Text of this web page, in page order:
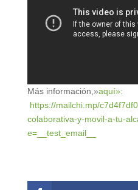
Más información,»aquí»:
https://mailchi.mp/
colaborativa-y-movil-a-tu-
e=__test_email__